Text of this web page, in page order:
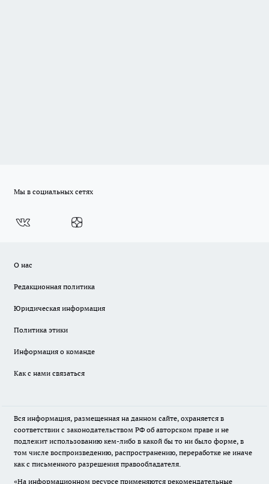
Мы в социальных сетях
О нас
Редакционная политика
Юридическая информация
Политика этики
Информация о команде
Как с нами связаться
Вся информация, размещенная на данном сайте, охраняется в
соответствии с законодательством РФ об авторском праве и не
подлежит использованию кем-либо в какой бы то ни было форме, в
том числе воспроизведению, распространению, переработке не иначе
как с письменного разрешения правообладателя.
«На информационном ресурсе применяются рекомендательные